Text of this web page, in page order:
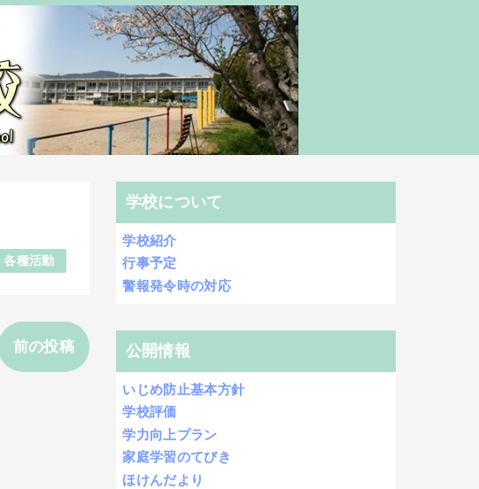
各種活動
前の投稿
学校について
学校紹介
行事予定
警報発令時の対応
公開情報
いじめ防止基本方針
学校評価
学力向上プラン
家庭学習のてびき
ほけんだより